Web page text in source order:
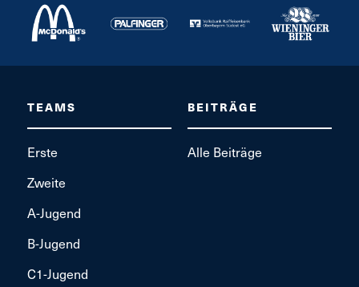
TEAMS
Erste
Zweite
A-Jugend
B-Jugend
C1-Jugend
BEITRÄGE
Alle Beiträge